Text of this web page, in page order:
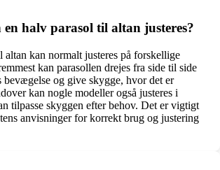
halv parasol til altan justeres?
altan kan normalt justeres på forskellige
kan parasollen drejes fra side til side
bevægelse og give skygge, hvor det er
kan nogle modeller også justeres i
tilpasse skyggen efter behov. Det er vigtigt
anvisninger for korrekt brug og justering